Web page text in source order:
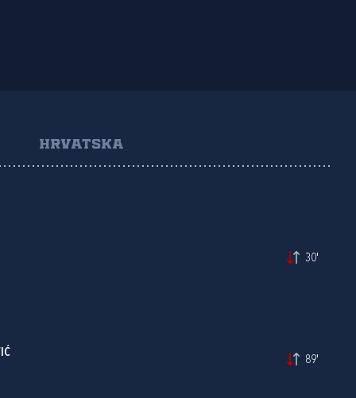
HRVATSKA
30'
89'